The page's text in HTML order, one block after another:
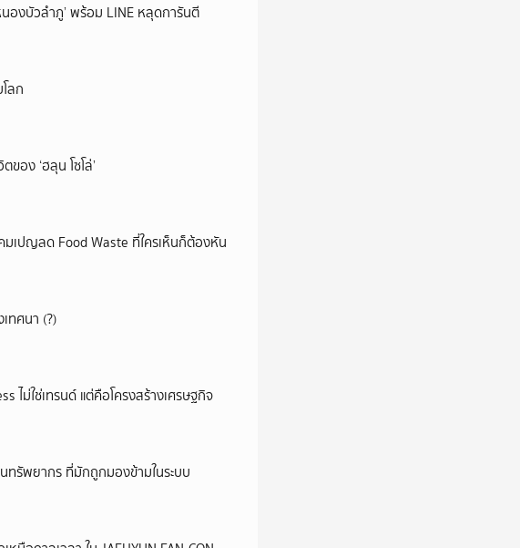
องบัวลำภู’ พร้อม LINE หลุดการันตี
ลก
ของ ‘ฮลุน โซโล่’
มเปญลด Food Waste ที่ใครเห็นก็ต้องหัน
ทศนา (?)
ไม่ใช่เทรนด์ แต่คือโครงสร้างเศรษฐกิจ
ทรัพยากร ที่มักถูกมองข้ามในระบบ